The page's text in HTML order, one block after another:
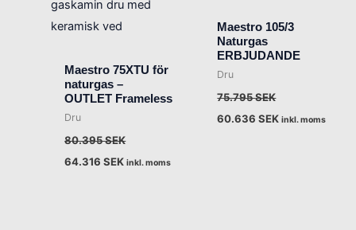
Maestro 75XTU för
naturgas –
OUTLET Frameless
Dru
80.395SEK
64.316SEK inkl. moms
Maestro 105/3
Naturgas
ERBJUDANDE
Dru
75.795SEK
60.636SEK inkl. moms